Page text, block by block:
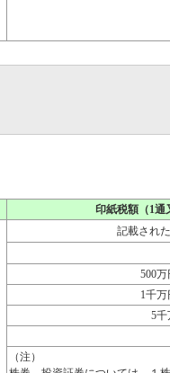
印紙税額（1通
記載され
500
1千
5
（注）